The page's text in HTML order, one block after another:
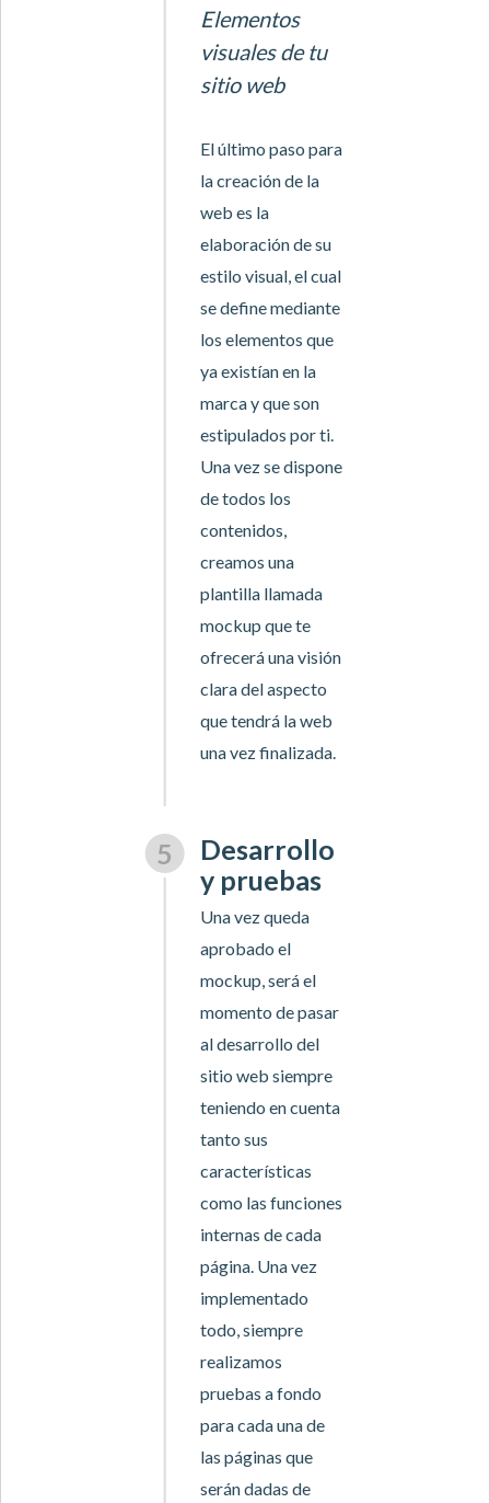
Elementos
visuales de tu
sitio web
El último paso para
la creación de la
web es la
elaboración de su
estilo visual, el cual
se define mediante
los elementos que
ya existían en la
marca y que son
estipulados por ti.
Una vez se dispone
de todos los
contenidos,
creamos una
plantilla llamada
mockup que te
ofrecerá una visión
clara del aspecto
que tendrá la web
una vez finalizada.
Desarrollo
y pruebas
Una vez queda
aprobado el
mockup, será el
momento de pasar
al desarrollo del
sitio web siempre
teniendo en cuenta
tanto sus
características
como las funciones
internas de cada
página. Una vez
implementado
todo, siempre
realizamos
pruebas a fondo
para cada una de
las páginas que
serán dadas de